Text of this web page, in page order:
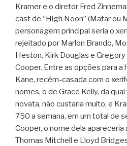
Kramer e o diretor Fred
cast de “High Noon” (Matar ou
personagem principal seria o
rejeitado por Marlon Brando,
Heston, Kirk Douglas e
Cooper. Entre as opções para a
Kane, recém-casada com o
nomes, o de Grace Kelly, da
novata, não custaria muito, e
750 a semana, em um total de
Cooper, o nome dela apareceria
Thomas Mitchell e Lloyd